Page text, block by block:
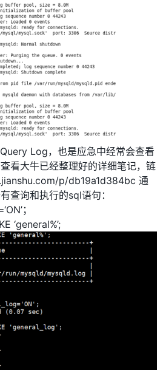
Log，也是应急中经常会查看
看大牛已经整理好的详细笔记，链
p/db19a1d384bc 通
查询和执行的sql语句：
；
‘general%’;